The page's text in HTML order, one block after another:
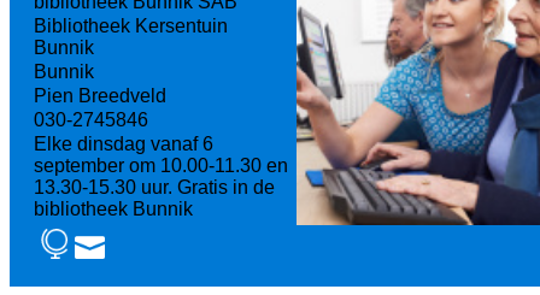
Bibliotheek Kersentuin
Bunnik
Bunnik
Pien Breedveld
030-2745846
Elke dinsdag vanaf 6
september om 10.00-11.30 en
13.30-15.30 uur. Gratis in de
bibliotheek Bunnik